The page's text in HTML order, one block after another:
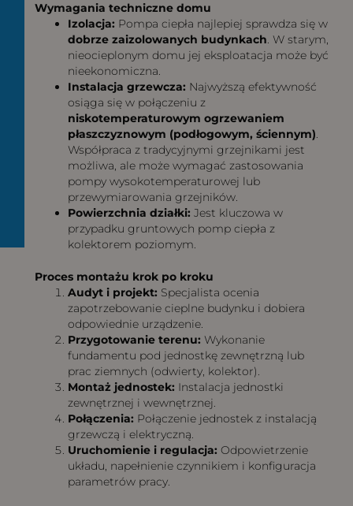
Wymagania techniczne domu
Izolacja: Pompa ciepła najlepiej sprawdza się w
dobrze zaizolowanych budynkach. W starym,
nieocieplonym domu jej eksploatacja może być
nieekonomiczna.
Instalacja grzewcza: Najwyższą efektywność
osiąga się w połączeniu z
niskotemperaturowym ogrzewaniem
płaszczyznowym (podłogowym, ściennym).
Współpraca z tradycyjnymi grzejnikami jest
możliwa, ale może wymagać zastosowania
pompy wysokotemperaturowej lub
przewymiarowania grzejników.
Powierzchnia działki: Jest kluczowa w
przypadku gruntowych pomp ciepła z
kolektorem poziomym.
Proces montażu krok po kroku
Audyt i projekt: Specjalista ocenia
zapotrzebowanie cieplne budynku i dobiera
odpowiednie urządzenie.
Przygotowanie terenu: Wykonanie
fundamentu pod jednostkę zewnętrzną lub
prac ziemnych (odwierty, kolektor).
Montaż jednostek: Instalacja jednostki
zewnętrznej i wewnętrznej.
Połączenia: Połączenie jednostek z instalacją
grzewczą i elektryczną.
Uruchomienie i regulacja: Odpowietrzenie
układu, napełnienie czynnikiem i konfiguracja
parametrów pracy.